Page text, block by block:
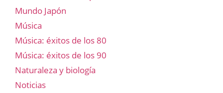
Mundo Japón
Música
Música: éxitos de los 80
Música: éxitos de los 90
Naturaleza y biología
Noticias